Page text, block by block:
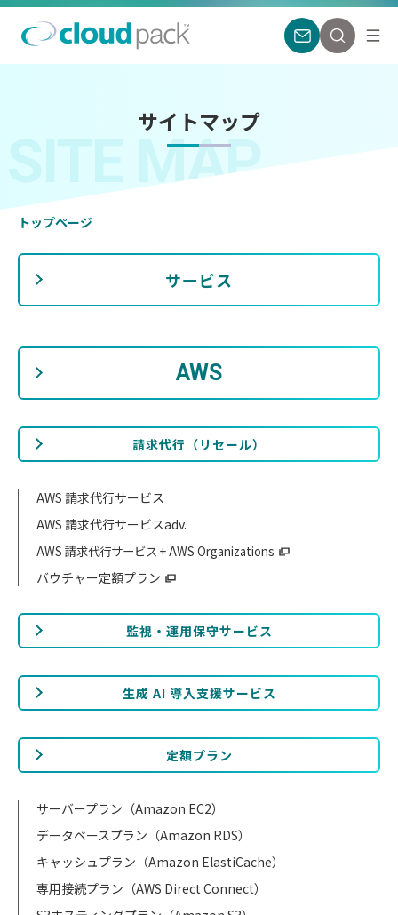
サイトマップ
SITE MAP
トップページ
サービス
AWS
請求代行（リセール）
AWS 請求代行サービス
AWS 請求代行サービスadv.
AWS 請求代行サービス + AWS Organizations
バウチャー定額プラン
監視・運用保守サービス
生成 AI 導入支援サービス
定額プラン
サーバープラン（Amazon EC2）
データベースプラン（Amazon RDS）
キャッシュプラン（Amazon ElastiCache）
専用接続プラン（AWS Direct Connect）